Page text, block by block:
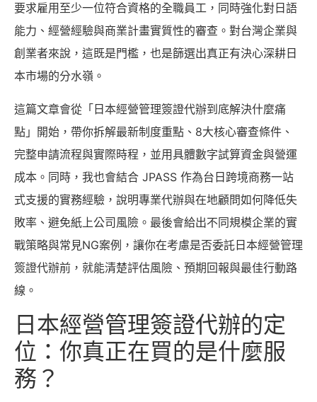
要求雇用至少一位符合資格的全職員工，同時強化對日語
能力、經營經驗與商業計畫實質性的審查。對台灣企業與
創業者來說，這既是門檻，也是篩選出真正有決心深耕日
本市場的分水嶺。
這篇文章會從「日本經營管理簽證代辦到底解決什麼痛
點」開始，帶你拆解最新制度重點、8大核心審查條件、
完整申請流程與實際時程，並用具體數字試算資金與營運
成本。同時，我也會結合 JPASS 作為台日跨境商務一站
式支援的實務經驗，說明專業代辦與在地顧問如何降低失
敗率、避免紙上公司風險。最後會給出不同規模企業的實
戰策略與常見NG案例，讓你在考慮是否委託日本經營管理
簽證代辦前，就能清楚評估風險、預期回報與最佳行動路
線。
日本經營管理簽證代辦的定
位：你真正在買的是什麼服
務？